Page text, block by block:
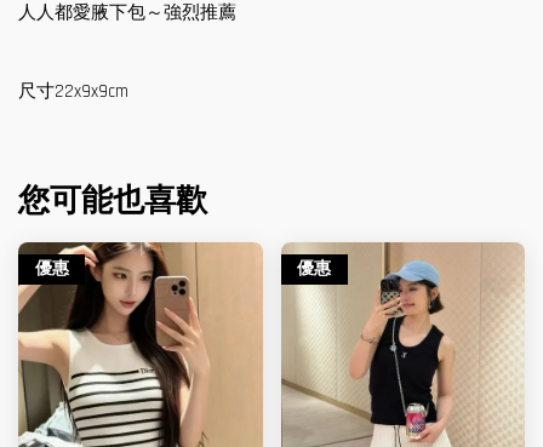
人人都愛腋下包～強烈推薦
尺寸22x9x9cm
您可能也喜歡
優惠 優惠